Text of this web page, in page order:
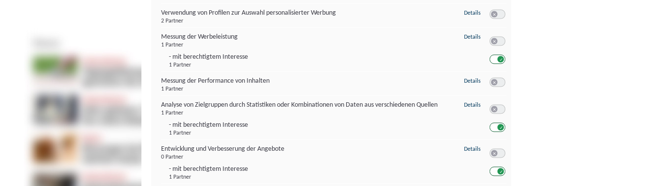
Verwendung von Profilen zur Auswahl personalisierter Werbung
2 Partner
Details zu Verwendung von Profilen zur Auswahl personalisierter Werbung
Messung der Werbeleistung
1 Partner
- mit berechtigtem Interesse
1 Partner
Details zu Messung der Werbeleistung
Messung der Performance von Inhalten
1 Partner
Details zu Messung der Performance von Inhalten
Analyse von Zielgruppen durch Statistiken oder Kombinationen von Daten aus verschiedenen Quellen
1 Partner
- mit berechtigtem Interesse
1 Partner
Details zu Analyse von Zielgruppen durch Statistiken oder Kombinationen von
Entwicklung und Verbesserung der Angebote
0 Partner
- mit berechtigtem Interesse
1 Partner
Details zu Entwicklung und Verbesserung der Angebote